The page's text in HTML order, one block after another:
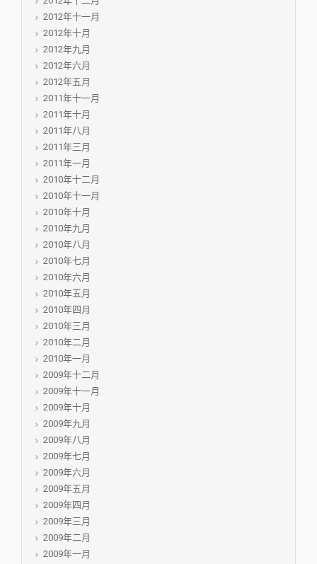
2012年十一月
2012年十月
2012年九月
2012年六月
2012年五月
2011年十一月
2011年十月
2011年八月
2011年三月
2011年一月
2010年十二月
2010年十一月
2010年十月
2010年九月
2010年八月
2010年七月
2010年六月
2010年五月
2010年四月
2010年三月
2010年二月
2010年一月
2009年十二月
2009年十一月
2009年十月
2009年九月
2009年八月
2009年七月
2009年六月
2009年五月
2009年四月
2009年三月
2009年二月
2009年一月